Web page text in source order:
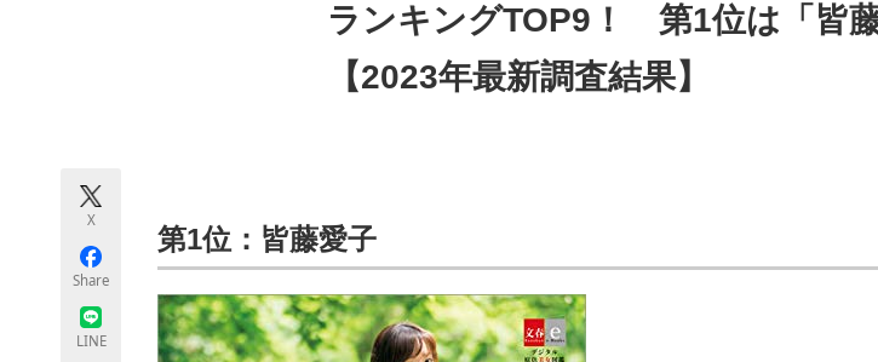
モノづくり技術者専門サイト エレクトロニクス専門サイト
ランキングTOP9！ 第1位は「皆藤
【2023年最新調査結果】
X
Share
LINE
第1位：皆藤愛子